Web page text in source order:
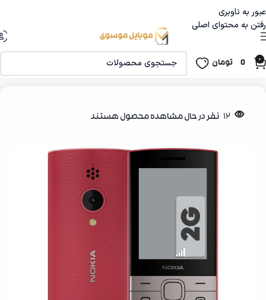
عبور به ناوبری
رفتن به محتوای اصلی
0
0 تومان
گوشی دگمه ای
12 نفر در حال مشاهده محصول هستند